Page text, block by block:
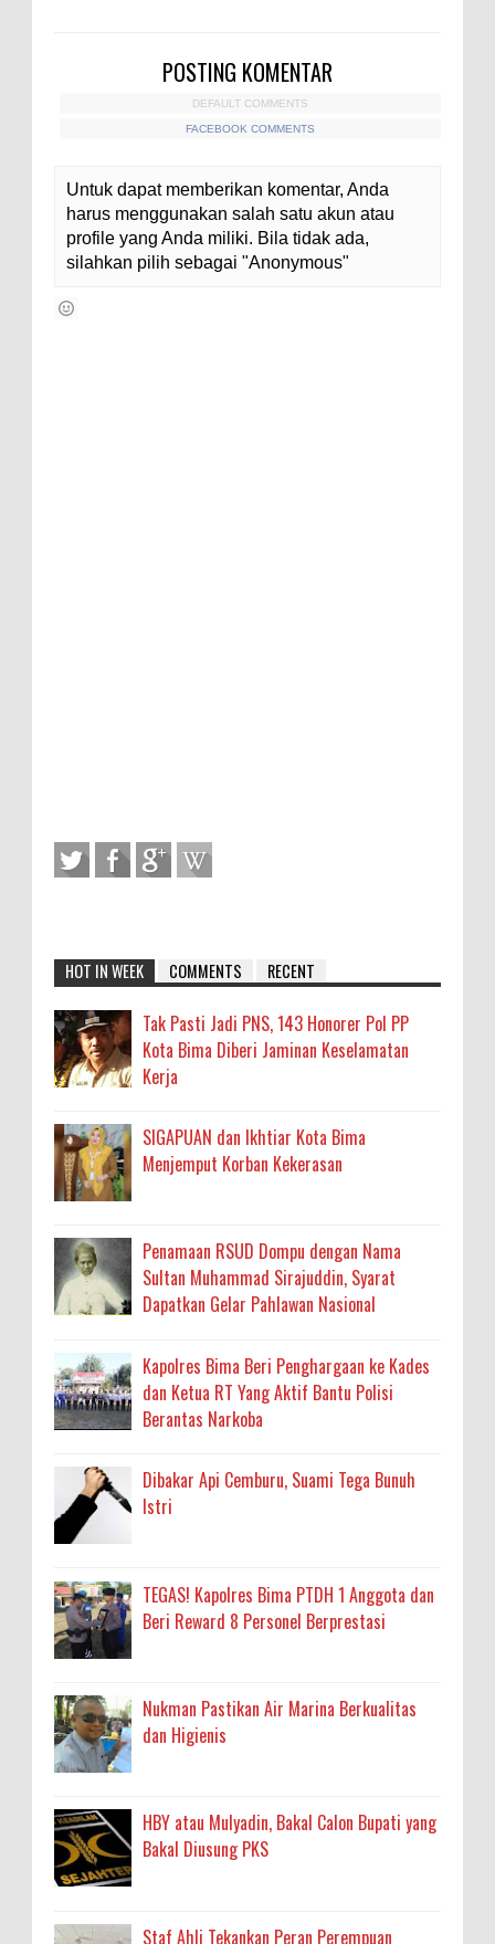
POSTING KOMENTAR
DEFAULT COMMENTS
FACEBOOK COMMENTS
Untuk dapat memberikan komentar, Anda
harus menggunakan salah satu akun atau
profile yang Anda miliki. Bila tidak ada,
silahkan pilih sebagai "Anonymous"
HOT IN WEEK COMMENTS RECENT
Tak Pasti Jadi PNS, 143 Honorer Pol PP
Kota Bima Diberi Jaminan Keselamatan
Kerja
SIGAPUAN dan Ikhtiar Kota Bima
Menjemput Korban Kekerasan
Penamaan RSUD Dompu dengan Nama
Sultan Muhammad Sirajuddin, Syarat
Dapatkan Gelar Pahlawan Nasional
Kapolres Bima Beri Penghargaan ke Kades
dan Ketua RT Yang Aktif Bantu Polisi
Berantas Narkoba
Dibakar Api Cemburu, Suami Tega Bunuh
Istri
TEGAS! Kapolres Bima PTDH 1 Anggota dan
Beri Reward 8 Personel Berprestasi
Nukman Pastikan Air Marina Berkualitas
dan Higienis
HBY atau Mulyadin, Bakal Calon Bupati yang
Bakal Diusung PKS
Staf Ahli Tekankan Peran Perempuan